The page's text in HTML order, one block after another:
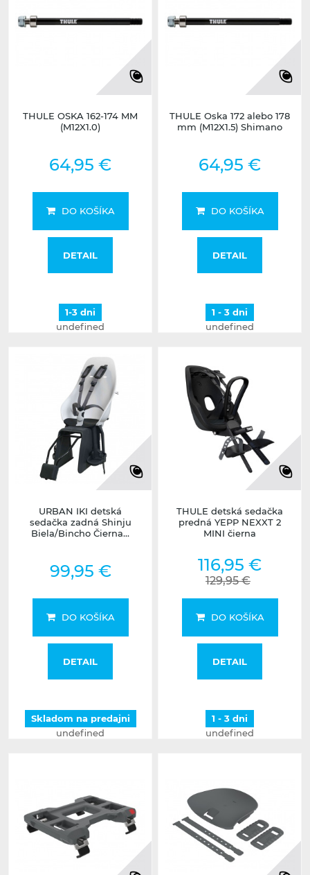
THULE OSKA 162-174 MM
(M12X1.0)
64,95 €
DO KOŠÍKA
DETAIL
1-3 dni
undefined
THULE Oska 172 alebo 178
mm (M12X1.5) Shimano
64,95 €
DO KOŠÍKA
DETAIL
1 - 3 dni
undefined
URBAN IKI detská
sedačka zadná Shinju
Biela/Bincho Čierna...
99,95 €
DO KOŠÍKA
DETAIL
Skladom na predajni
undefined
THULE detská sedačka
predná YEPP NEXXT 2
MINI čierna
116,95 €
129,95 €
DO KOŠÍKA
DETAIL
1 - 3 dni
undefined